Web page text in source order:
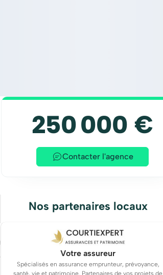
250 000 €
Contacter l'agence
Nos partenaires locaux
Votre assureur
Spécialisés en assurance emprunteur, prévoyance,
santé, vie et patrimoine. Partenaires de vos projets de